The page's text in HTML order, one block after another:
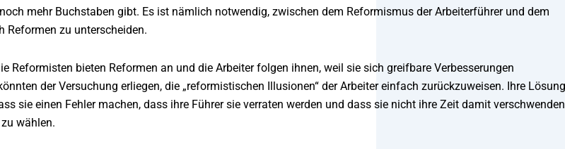
mehr Buchstaben gibt. Es ist nämlich notwendig, zwischen dem Reformismus der Arbeiterführer und dem
Reformen zu unterscheiden.
Reformisten bieten Reformen an und die Arbeiter folgen ihnen, weil sie sich greifbare Verbesserungen
der Versuchung erliegen, die „reformistischen Illusionen“ der Arbeiter einfach zurückzuweisen. Ihre Lösung
sie einen Fehler machen, dass ihre Führer sie verraten werden und dass sie nicht ihre Zeit damit verschwenden
wählen.